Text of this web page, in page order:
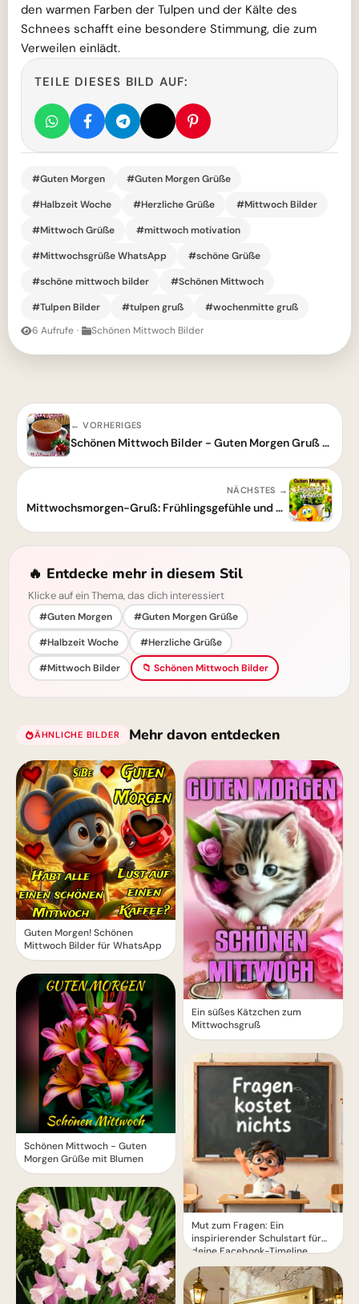
den warmen Farben der Tulpen und der Kälte des
Schnees schafft eine besondere Stimmung, die zum
Verweilen einlädt.
TEILE DIESES BILD AUF:
#Guten Morgen
#Guten Morgen Grüße
#Halbzeit Woche
#Herzliche Grüße
#Mittwoch Bilder
#Mittwoch Grüße
#mittwoch motivation
#Mittwochsgrüße WhatsApp
#schöne Grüße
#schöne mittwoch bilder
#Schönen Mittwoch
#Tulpen Bilder
#tulpen gruß
#wochenmitte gruß
6 Aufrufe · Schönen Mittwoch Bilder
← VORHERIGES
Schönen Mittwoch Bilder - Guten Morgen Gruß für WhatsApp
NÄCHSTES →
Mittwochsmorgen-Gruß: Frühlingsgefühle und gute Wünsche
🔥 Entdecke mehr in diesem Stil
Klicke auf ein Thema, das dich interessiert
#Guten Morgen
#Guten Morgen Grüße
#Halbzeit Woche
#Herzliche Grüße
#Mittwoch Bilder
📁 Schönen Mittwoch Bilder
ÄHNLICHE BILDER Mehr davon entdecken
Guten Morgen! Schönen
Mittwoch Bilder für WhatsApp
Schönen Mittwoch - Guten
Morgen Grüße mit Blumen
Ein süßes Kätzchen zum
Mittwochsgruß
Mut zum Fragen: Ein
inspirierender Schulstart für
deine Facebook-Timeline